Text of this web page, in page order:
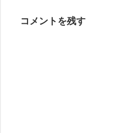
コメントを残す